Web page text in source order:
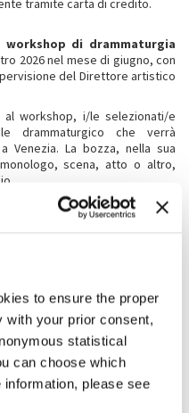
to ensure the proper
with your prior consent,
statistical
can choose which
please see
tramite carta di credito.
workshop di drammaturgia
2026 nel mese di giugno, con
del Direttore artistico
al workshop, i/le selezionati/e
drammaturgico che verrà
Venezia. La bozza, nella sua
scena, atto o altro,
l’obbligo di frequenza per
lavoro in forma di lettura al
- che individuerà a proprio
(fino a un massimo di due)
un testo integrale entro il 31